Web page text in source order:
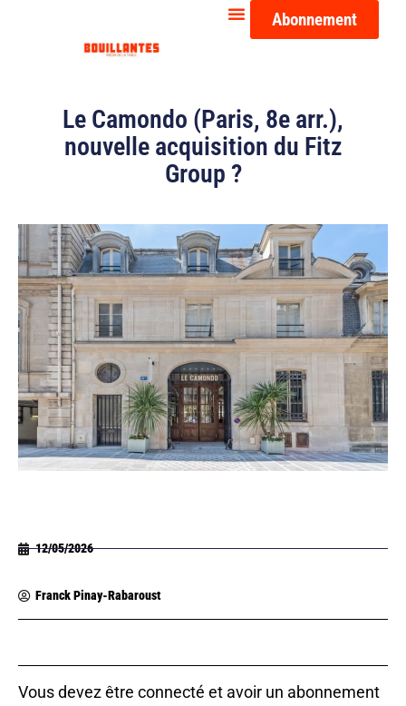
Abonnement
Le Camondo (Paris, 8e arr.),
nouvelle acquisition du Fitz
Group ?
12/05/2026
Franck Pinay-Rabaroust
Vous devez être connecté et avoir un abonnement